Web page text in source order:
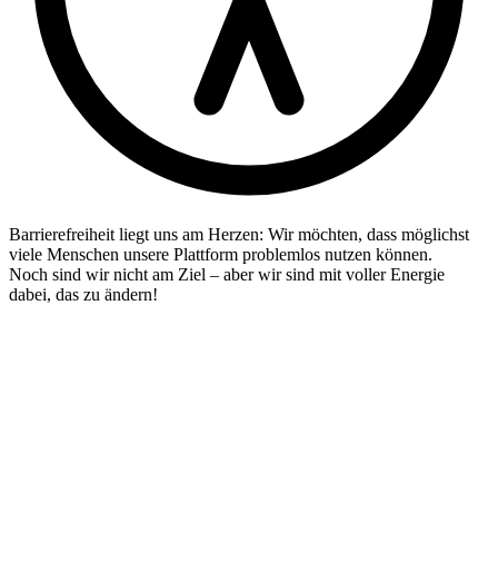
Barrierefreiheit liegt uns am Herzen: Wir möchten, dass möglichst
viele Menschen unsere Plattform problemlos nutzen können.
Noch sind wir nicht am Ziel – aber wir sind mit voller Energie
dabei, das zu ändern!